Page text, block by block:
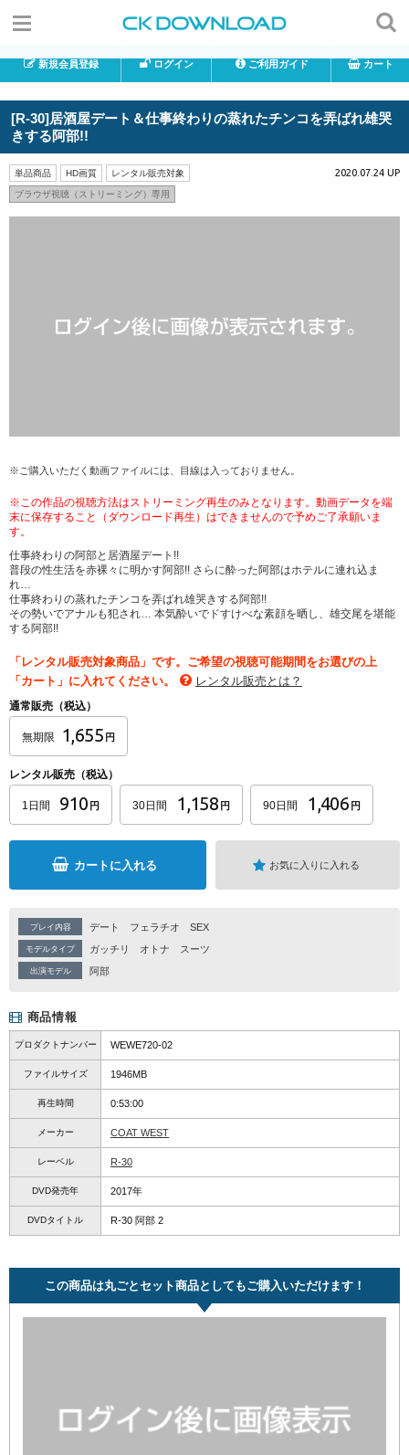
新規会員登録 ログイン ご利用ガイド カート
[R-30]居酒屋デート＆仕事終わりの蒸れたチンコを弄ばれ雄哭
きする阿部!!
単品商品 HD画質 レンタル販売対象
ブラウザ視聴（ストリーミング）専用
2020.07.24 UP
※ご購入いただく動画ファイルには、目線は入っておりません。
※この作品の視聴方法はストリーミング再生のみとなります。動画データを端
末に保存すること（ダウンロード再生）はできませんので予めご了承願いま
す。
仕事終わりの阿部と居酒屋デート!!
普段の性生活を赤裸々に明かす阿部!! さらに酔った阿部はホテルに連れ込ま
れ…
仕事終わりの蒸れたチンコを弄ばれ雄哭きする阿部!!
その勢いでアナルも犯され… 本気酔いでドすけべな素顔を晒し、雄交尾を堪能
する阿部!!
「レンタル販売対象商品」です。ご希望の視聴可能期間をお選びの上
「カート」に入れてください。
レンタル販売とは？
通常販売（税込）
無期限 1,655 円
レンタル販売（税込）
1日間 910 円 30日間 1,158 円 90日間 1,406 円
カートに入れる お気に入りに入れる
プレイ内容 デート フェラチオ SEX
モデルタイプ ガッチリ オトナ スーツ
出演モデル 阿部
商品情報
プロダクトナンバー WEWE720-02
ファイルサイズ 1946MB
再生時間 0:53:00
メーカー COAT WEST
レーベル R-30
DVD発売年 2017年
DVDタイトル R-30 阿部 2
この商品は丸ごとセット商品としてもご購入いただけます！